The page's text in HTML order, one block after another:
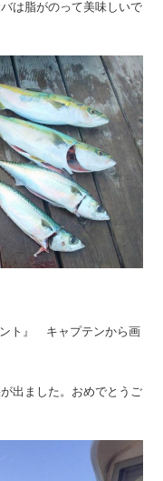
は脂がのって美味しいで
ント』 キャプテンから画
出ました。おめでとうご